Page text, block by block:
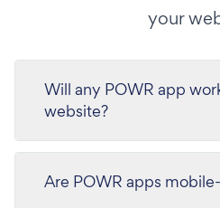
your
Will any POWR app
website?
Are POWR apps